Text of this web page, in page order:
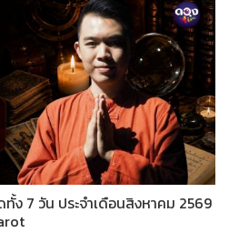
ง 7 วัน ประจำเดือนสิงหาคม 2569